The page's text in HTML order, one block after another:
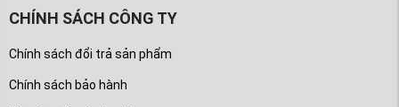
CHÍNH SÁCH CÔNG TY
Chính sách đổi trả sản phẩm
Chính sách bảo hành